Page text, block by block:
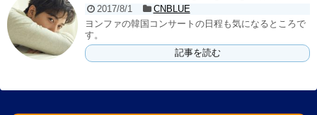
2017/8/1
CNBLUE
ヨンファの韓国コンサートの日程も気になるところで
す。
記事を読む